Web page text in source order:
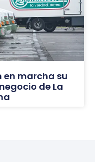
en marcha su
de La